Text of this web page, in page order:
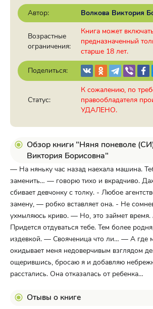
Автор:
Волкова Виктория
Возрастные
ограничения:
Книга может
предназначенный
старше 18 лет.
Поделиться:
Статус:
К сожалению, по
правообладателя
УДАЛЕНО.
Обзор книги "Няня поневоле
Виктория Борисовна"
— На няньку час назад наехала машина.
заменить… — говорю тихо и вкрадчиво.
сбивает девчонку с толку. - Любое
замену, — робко вставляет она. - Не
ухмыляюсь криво. — Но, это займет время.
Придется отдуваться тебе. Тем более
издевкой. — Свояченица что ли… — А где
окидывает меня недоверчивым взглядом
ощерившись, бросаю я и добавляю
расстались. Она отказалась от ребенка…
Отывы о книге